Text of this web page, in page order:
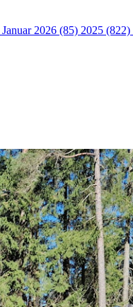
Januar 2026 (85) 2025 (822)